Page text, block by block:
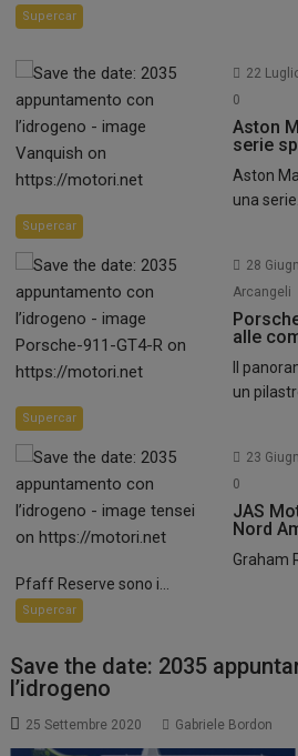
Supercar
22
0
Aston
serie
Aston
una serie...
Supercar
28
Arcangeli
alle
Il
un
Supercar
23
0
JAS
Nord
Graham
Pfaff Reserve sono i...
Supercar
Save the date: 2035
l’idrogeno
25 Settembre 2020 Gabriele Bordon